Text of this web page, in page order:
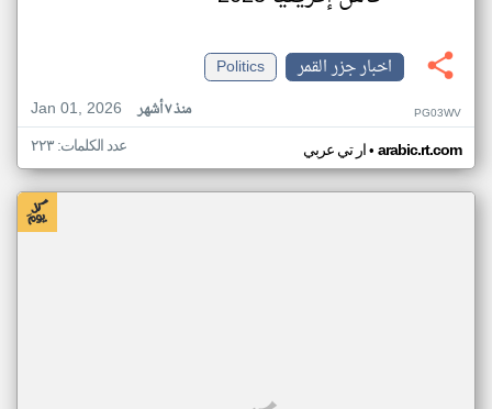
اخبار جزر القمر
Politics
Jan 01, 2026
منذ ٧ أشهر PG03WV
ار تي عربي• arabic.rt.com عدد الكلمات: ٢٢٣